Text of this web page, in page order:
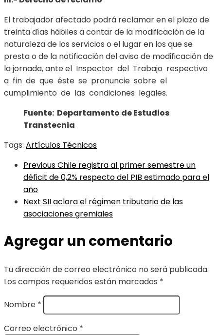
El trabajador afectado podrá reclamar en el plazo de
treinta días hábiles a contar de la modificación de la
naturaleza de los servicios o el lugar en los que se
presta o de la notificación del aviso de modificación de
la jornada, ante el Inspector del Trabajo respectivo
a fin de que éste se pronuncie sobre el
cumplimiento de las condiciones legales.
Fuente: Departamento de Estudios
Transtecnia
Tags: Artículos Técnicos
PreviousChile registra al primer semestre un
déficit de 0,2% respecto del PIB estimado para el
año
Next SII aclara el régimen tributario de las
asociaciones gremiales
Agregar un comentario
Tu dirección de correo electrónico no será publicada.
Los campos requeridos están marcados *
Nombre *
Correo electrónico *